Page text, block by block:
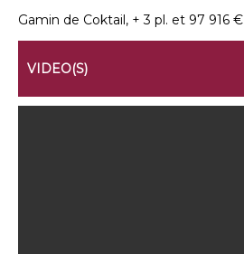
Gamin de Coktail, + 3 pl. et 97 916 €
VIDEO(S)